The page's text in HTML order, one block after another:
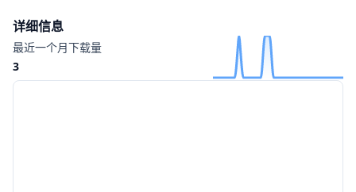
详细信息
最近一个月下载量
3